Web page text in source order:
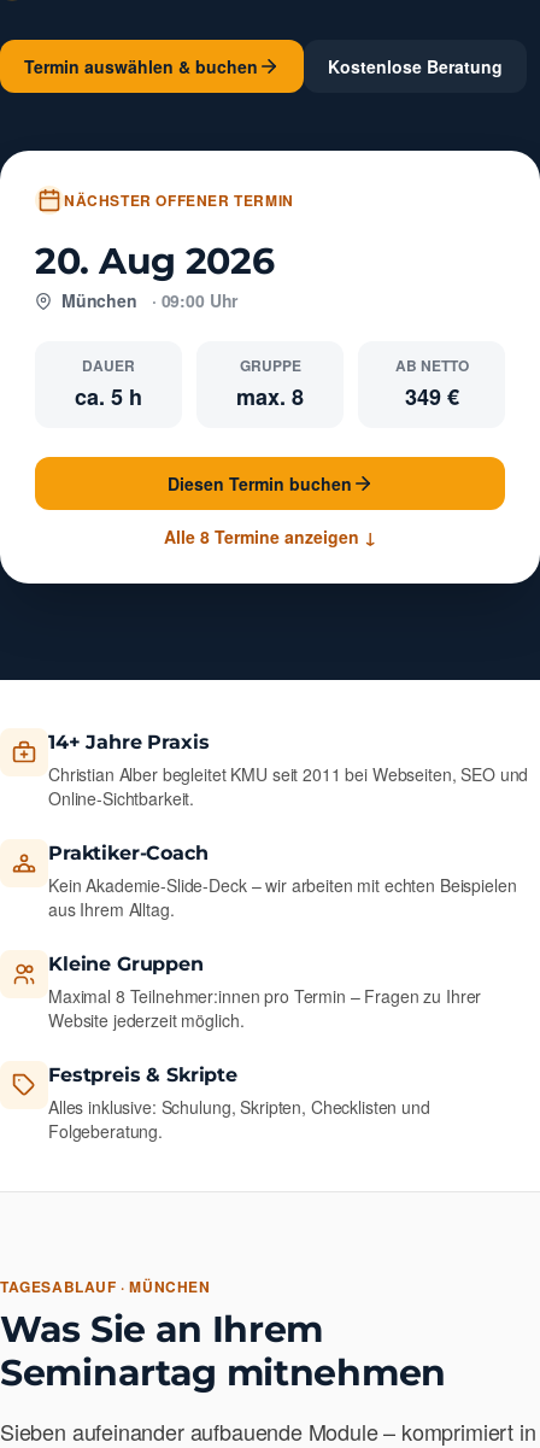
Termin auswählen & buchen Kostenlose Beratung
NÄCHSTER OFFENER TERMIN
20. Aug 2026
München · 09:00 Uhr
DAUER
ca. 5 h
GRUPPE
max. 8
AB NETTO
349 €
Diesen Termin buchen
Alle 8 Termine anzeigen ↓
14+ Jahre Praxis
Christian Alber begleitet KMU seit 2011 bei Webseiten, SEO und
Online-Sichtbarkeit.
Praktiker-Coach
Kein Akademie-Slide-Deck – wir arbeiten mit echten Beispielen
aus Ihrem Alltag.
Kleine Gruppen
Maximal 8 Teilnehmer:innen pro Termin – Fragen zu Ihrer
Website jederzeit möglich.
Festpreis & Skripte
Alles inklusive: Schulung, Skripten, Checklisten und
Folgeberatung.
TAGESABLAUF · MÜNCHEN
Was Sie an Ihrem
Seminartag mitnehmen
Sieben aufeinander aufbauende Module – komprimiert in